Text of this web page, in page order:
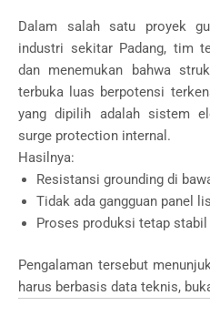
Dalam salah satu proyek
industri sekitar Padang, tim
dan menemukan bahwa
terbuka luas berpotensi
yang dipilih adalah sistem
surge protection internal.
Hasilnya:
Resistansi grounding di
Tidak ada gangguan panel
Proses produksi tetap stabil
Pengalaman tersebut
harus berbasis data teknis,